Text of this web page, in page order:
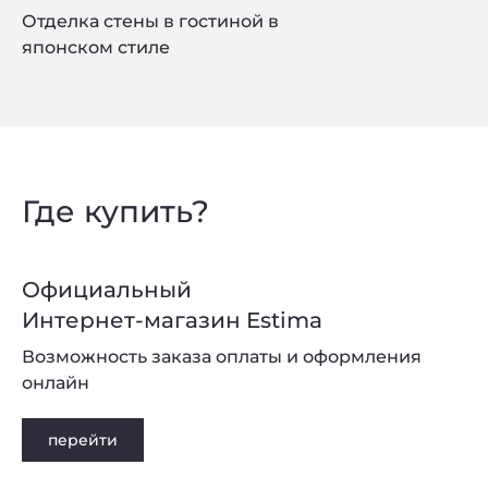
Отделка стены в гостиной в
японском стиле
Где купить?
Официальный
Интернет-магазин Estima
перейти
Возможность заказа оплаты и оформления
онлайн